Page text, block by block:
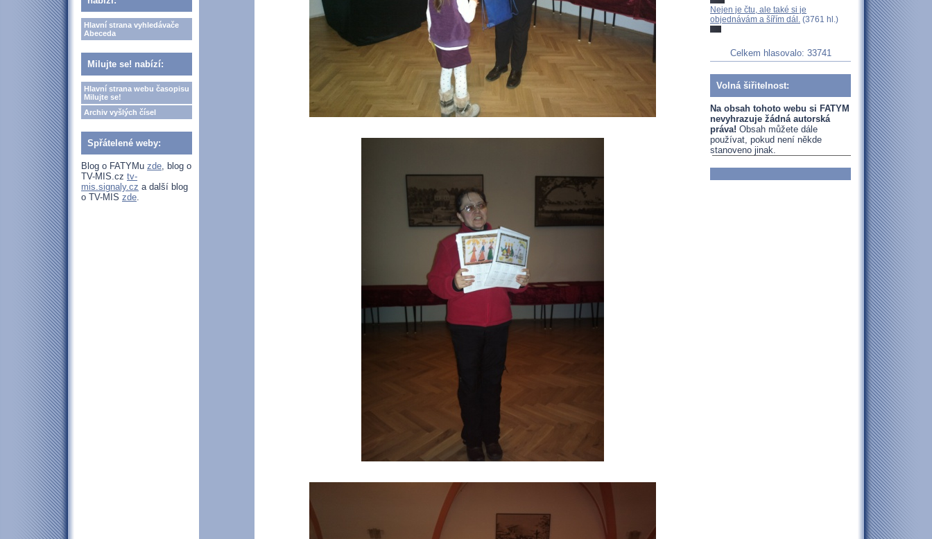
Hlavní strana vyhledávače
Abeceda
Milujte se! nabízí:
Hlavní strana webu časopisu
Milujte se!
Archiv vyšlých čísel
Spřátelené weby:
Blog o FATYMu zde, blog o
TV-MIS.cz tv-
mis.signaly.cz a další blog
o TV-MIS zde.
Nejen je čtu, ale také si je
objednávám a šířím dál. (3761 hl.)
Celkem hlasovalo: 33741
Volná šiřitelnost:
Na obsah tohoto webu si FATYM
nevyhrazuje žádná autorská
práva! Obsah můžete dále
používat, pokud není někde
stanoveno jinak.